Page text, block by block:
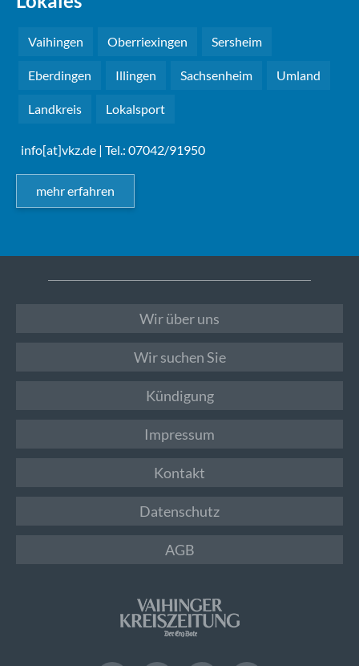
Vaihingen Oberriexingen Sersheim
Eberdingen Illingen Sachsenheim Umland
Landkreis Lokalsport
info[at]vkz.de | Tel.: 07042/91950
mehr erfahren
Wir über uns
Wir suchen Sie
Kündigung
Impressum
Kontakt
Datenschutz
AGB